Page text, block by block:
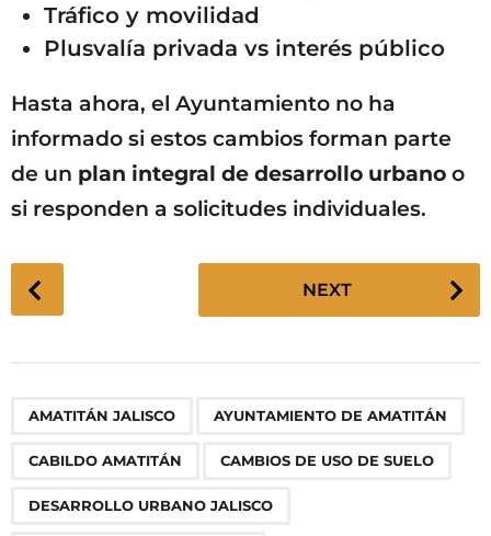
Tráfico y movilidad
Plusvalía privada vs interés público
Hasta ahora, el Ayuntamiento no ha
informado si estos cambios forman parte
de un plan integral de desarrollo urbano o
si responden a solicitudes individuales.
P
o
g
NEXT
AMATITÁN JALISCO AYUNTAMIENTO DE AMATITÁN
CABILDO AMATITÁN CAMBIOS DE USO DE SUELO
DESARROLLO URBANO JALISCO